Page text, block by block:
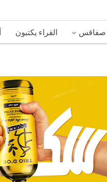
صفاقس القراء يكتبون